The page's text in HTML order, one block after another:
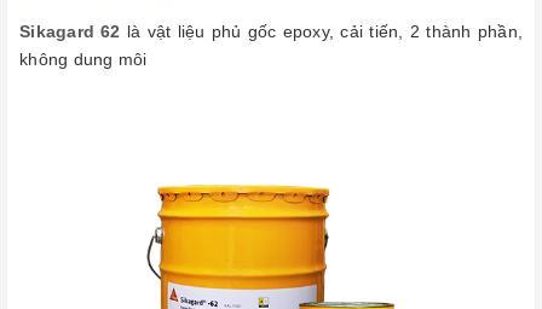
Sikagard 62 là vật liệu phủ gốc epoxy, cải tiến, 2 thành phần,
không dung môi